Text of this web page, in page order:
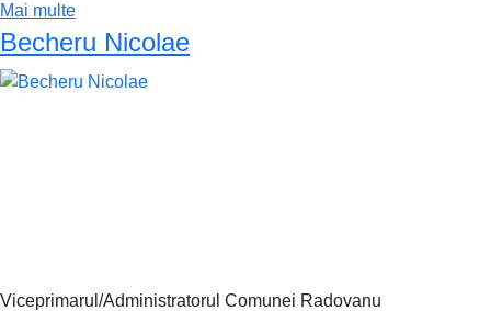
Mai multe
Becheru Nicolae
Viceprimarul/Administratorul Comunei Radovanu